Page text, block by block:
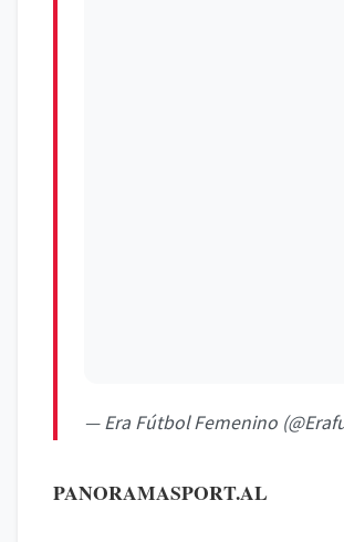
— Era Fútbol Femenino
PANORAMASPORT.AL